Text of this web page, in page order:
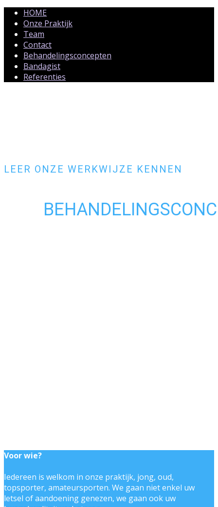
HOME
Onze Praktijk
Team
Contact
Behandelingsconcepten
Bandagist
Referenties
LEER ONZE WERKWIJZE KENNEN
Voor wie?
Iedereen is welkom in onze praktijk, jong, oud,
topsporter, amateursporten. We gaan niet enkel uw
letsel of aandoening genezen, we gaan ook uw